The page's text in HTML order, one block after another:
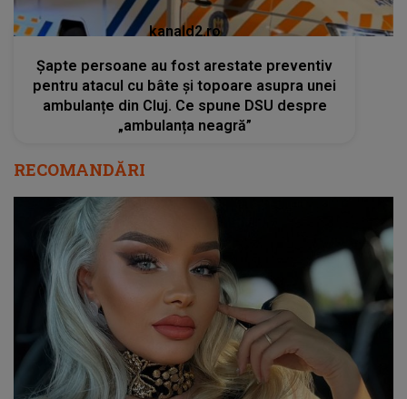
kanald2.ro
Șapte persoane au fost arestate preventiv
pentru atacul cu bâte și topoare asupra unei
ambulanțe din Cluj. Ce spune DSU despre
„ambulanța neagră”
RECOMANDĂRI